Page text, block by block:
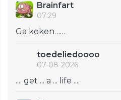
Brainfart
07:29
Ga koken……
toedeliedoooo
07-08-2026
.... get ... a ... life ....